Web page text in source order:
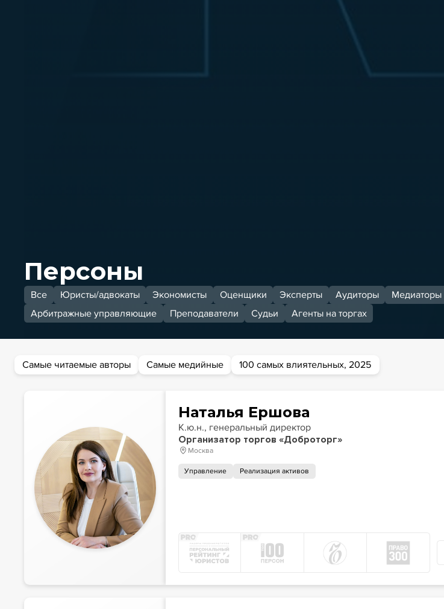
Персоны
Все Юристы/адвокаты Экономисты Оценщики Эксперты Аудиторы Медиаторы
Арбитражные управляющие
Преподаватели Судьи Агенты на торгах
Самые читаемые авторы Самые медийные 100 самых влиятельных, 2025
Наталья Ершова
К.ю.н., генеральный директор
Организатор торгов «Доброторг»
Москва
Управление Реализация активов